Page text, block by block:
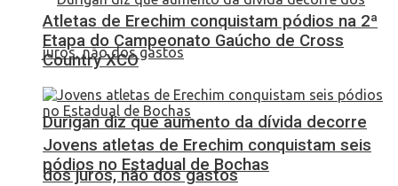
Durigan diz que aumento da dívida decorre
dos juros, não dos gastos
Atletas de Erechim conquistam pódios na 2ª
Etapa do Campeonato Gaúcho de Cross
Country XCO
Jovens atletas de Erechim conquistam seis
pódios no Estadual de Bochas